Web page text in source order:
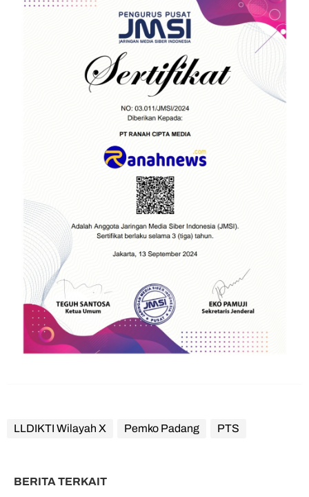
LLDIKTI Wilayah X Pemko Padang PTS
BERITA TERKAIT